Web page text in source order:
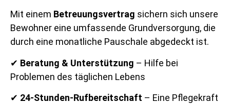
Mit einem Betreuungsvertrag sichern sich unsere
Bewohner eine umfassende Grundversorgung, die
durch eine monatliche Pauschale abgedeckt ist.
✔ Beratung & Unterstützung – Hilfe bei
Problemen des täglichen Lebens
✔ 24-Stunden-Rufbereitschaft – Eine Pflegekraft